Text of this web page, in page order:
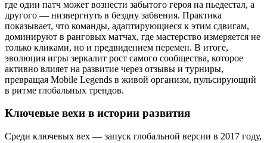
где один патч может вознести забытого героя на пьедестал, а
другого — низвергнуть в бездну забвения. Практика
показывает, что команды, адаптирующиеся к этим сдвигам,
доминируют в ранговых матчах, где мастерство измеряется не
только кликами, но и предвидением перемен. В итоге,
эволюция игры зеркалит рост самого сообщества, которое
активно влияет на развитие через отзывы и турниры,
превращая Mobile Legends в живой организм, пульсирующий
в ритме глобальных трендов.
Ключевые вехи в истории развития
Среди ключевых вех — запуск глобальной версии в 2017 году,